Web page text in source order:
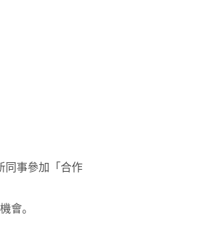
同事參加「合作
會。